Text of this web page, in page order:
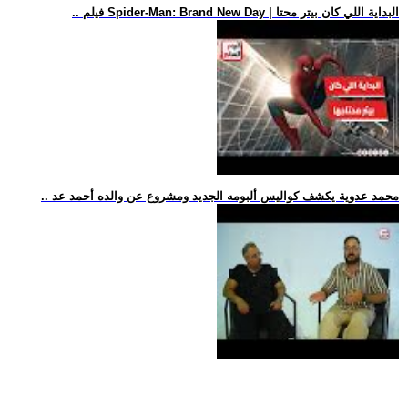
.. فيلم Spider-Man: Brand New Day | البداية اللي كان بيتر محتا
.. محمد عدوية يكشف كواليس ألبومه الجديد ومشروع عن والده أحمد عد